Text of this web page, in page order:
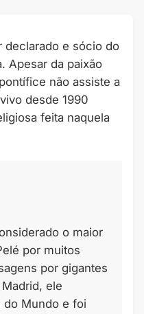
declarado e sócio do
Apesar da paixão
não assiste a
desde 1990
feita naquela
o maior
por muitos
por gigantes
ele
do Mundo e foi